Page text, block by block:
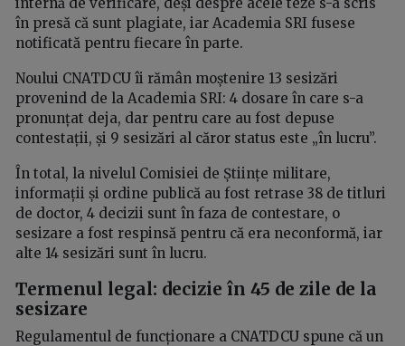
în presă că sunt plagiate, iar Academia SRI fusese
notificată pentru fiecare în parte.
Noului CNATDCU îi rămân moștenire 13 sesizări
provenind de la Academia SRI: 4 dosare în care s-a
pronunțat deja, dar pentru care au fost depuse
contestații, și 9 sesizări al căror status este „în lucru”.
În total, la nivelul Comisiei de Științe militare,
informații și ordine publică au fost retrase 38 de titluri
de doctor, 4 decizii sunt în faza de contestare, o
sesizare a fost respinsă pentru că era neconformă, iar
alte 14 sesizări sunt în lucru.
Termenul legal: decizie în 45 de zile de la
sesizare
Regulamentul de funcționare a CNATDCU spune că un